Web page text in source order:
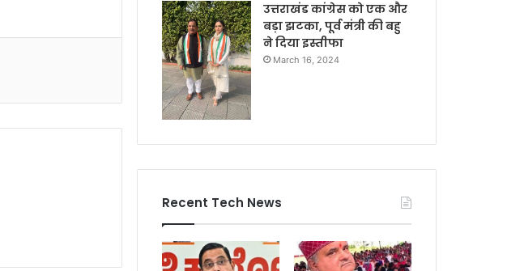
उत्तराखंड कांग्रेस को एक और
बड़ा झटका, पूर्व मंत्री की बहु
ने दिया इस्तीफा
March 16, 2024
Recent Tech News